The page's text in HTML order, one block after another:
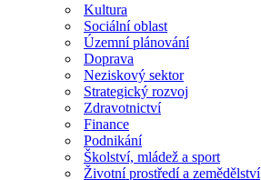
Kultura
Sociální oblast
Územní plánování
Doprava
Neziskový sektor
Strategický rozvoj
Zdravotnictví
Finance
Podnikání
Školství, mládež a sport
Životní prostředí a zemědělství